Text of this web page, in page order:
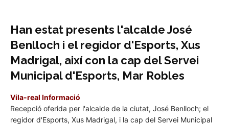
Han estat presents l'alcalde José
Benlloch i el regidor d'Esports, Xus
Madrigal, així con la cap del Servei
Municipal d'Esports, Mar Robles
Vila-real Informació
Recepció oferida per l'alcalde de la ciutat, José Benlloch; el
regidor d'Esports, Xus Madrigal, i la cap del Servei Municipal